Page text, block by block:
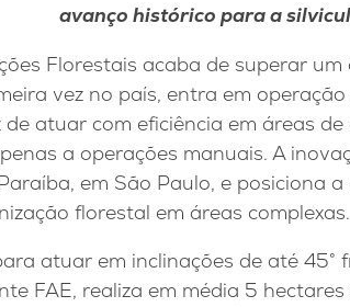
avanço histórico para a
Florestais acaba de superar
vez no país, entra em
de atuar com eficiência em áreas
a operações manuais. A
em São Paulo, e posiciona
florestal em áreas complexas.
atuar em inclinações de até
FAE, realiza em média 5